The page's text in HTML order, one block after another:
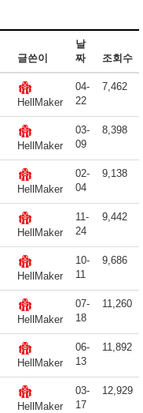
글쓴이
날
짜
조회수
HellMaker
04-
22
7,462
HellMaker
03-
09
8,398
HellMaker
02-
04
9,138
HellMaker
11-
24
9,442
HellMaker
10-
11
9,686
HellMaker
07-
18
11,260
HellMaker
06-
13
11,892
HellMaker
03-
17
12,929